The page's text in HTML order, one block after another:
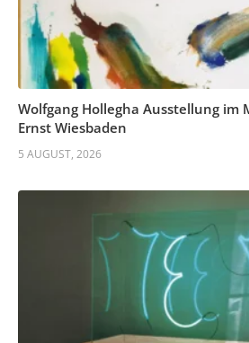
Wolfgang Hollegha Ausstellung im
Ernst Wiesbaden
5 AUGUST, 2026